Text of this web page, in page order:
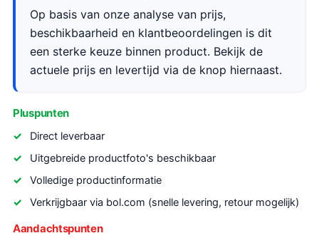
Op basis van onze analyse van prijs,
beschikbaarheid en klantbeoordelingen is dit
een sterke keuze binnen product. Bekijk de
actuele prijs en levertijd via de knop hiernaast.
Pluspunten
Direct leverbaar
Uitgebreide productfoto's beschikbaar
Volledige productinformatie
Verkrijgbaar via bol.com (snelle levering, retour mogelijk)
Aandachtspunten